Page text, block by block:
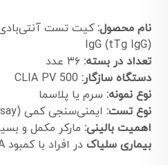
نام محصول:کیت تست آنتی‌بادی
IgG (tTg IgG)
تعداد در بسته:
دستگاه سازگار:
نوع نمونه: سرم یا پلاسما
نوع تست: ایمنی‌سنجی کمی (Quantitative Immunoassay)
اهمیت بالینی: مارکر مکمل و
بیماری سلیاک در افراد با کمبود IgA.